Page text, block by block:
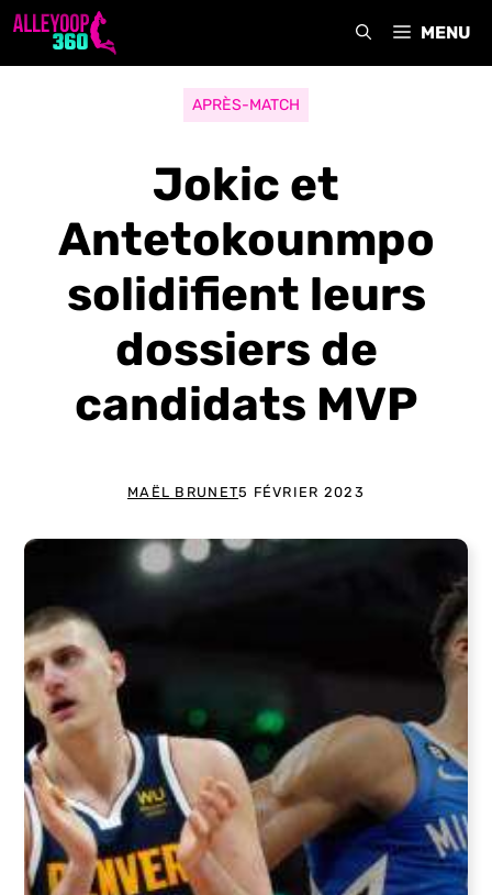
Aller
MENU
APRÈS-MATCH
Jokic et
Antetokounmpo
solidifient leurs
dossiers de
candidats MVP
MAËL BRUNET5 FÉVRIER 2023